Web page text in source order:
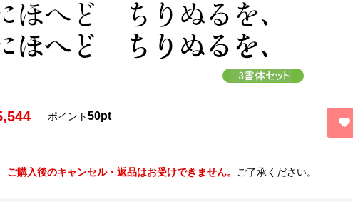
ポイント50pt
ご購入後のキャンセル・返品はお受けできません。 ご了承ください。